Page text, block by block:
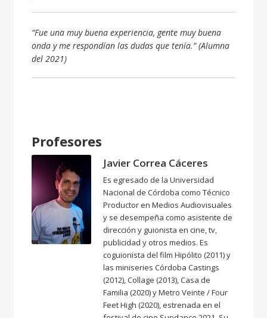
“Fue una muy buena experiencia, gente muy buena
onda y me respondían las dudas que tenía.” (Alumna
del 2021)
Profesores
Javier Correa Cáceres
Es egresado de la Universidad
Nacional de Córdoba como Técnico
Productor en Medios Audiovisuales
y se desempeña como asistente de
dirección y guionista en cine, tv,
publicidad y otros medios. Es
coguionista del film Hipólito (2011) y
las miniseries Córdoba Castings
(2012), Collage (2013), Casa de
Familia (2020) y Metro Veinte / Four
Feet High (2020), estrenada en el